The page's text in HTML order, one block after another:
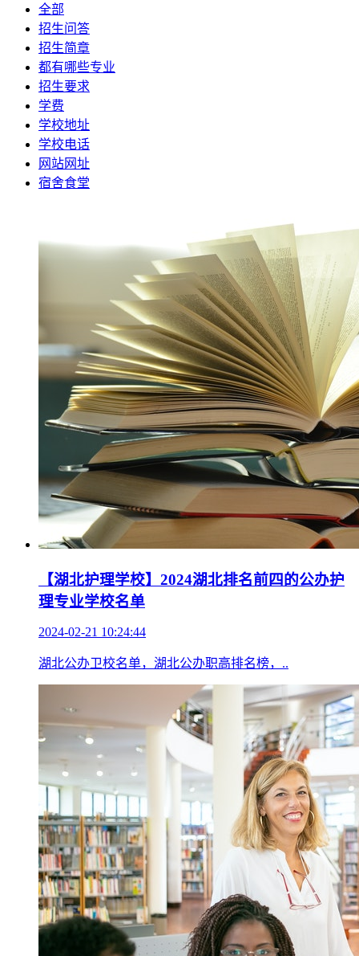
全部
招生问答
招生简章
都有哪些专业
招生要求
学费
学校地址
学校电话
网站网址
宿舍食堂
【湖北护理学校】2024湖北排名前四的公办护
理专业学校名单
2024-02-21 10:24:44
湖北公办卫校名单，湖北公办职高排名榜，..